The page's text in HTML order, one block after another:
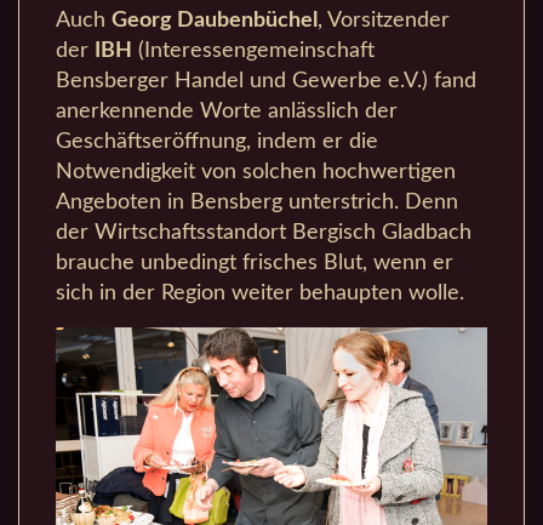
Auch Georg Daubenbüchel , Vorsitzender
der
IBH (Interessengemeinschaft
Bensberger Handel und Gewerbe e.V.) fand
anerkennende Worte anlässlich der
Geschäftseröffnung, indem er die
Notwendigkeit von solchen hochwertigen
Angeboten in Bensberg unterstrich. Denn
der Wirtschaftsstandort Bergisch Gladbach
brauche unbedingt frisches Blut, wenn er
sich in der Region weiter behaupten wolle.